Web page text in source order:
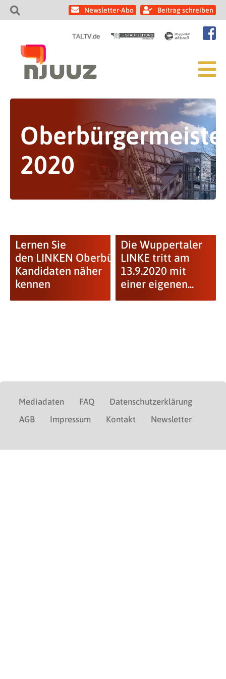
Newsletter-Abo Beitrag schreiben
2020
Lernen Sie
den LINKEN Oberbürgermeister-
Kandidaten näher
kennen
Die Wuppertaler
LINKE tritt am
13.9.2020 mit
einer eigenen...
Mediadaten FAQ
Datenschutzerklärung
AGB
Impressum Kontakt Newsletter